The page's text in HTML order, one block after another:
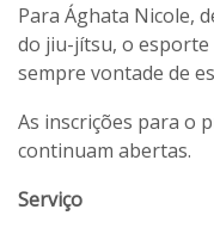
Para Ághata Nicole,
do jiu-jítsu, o esporte
sempre vontade de
As inscrições para o
continuam abertas.
Serviço